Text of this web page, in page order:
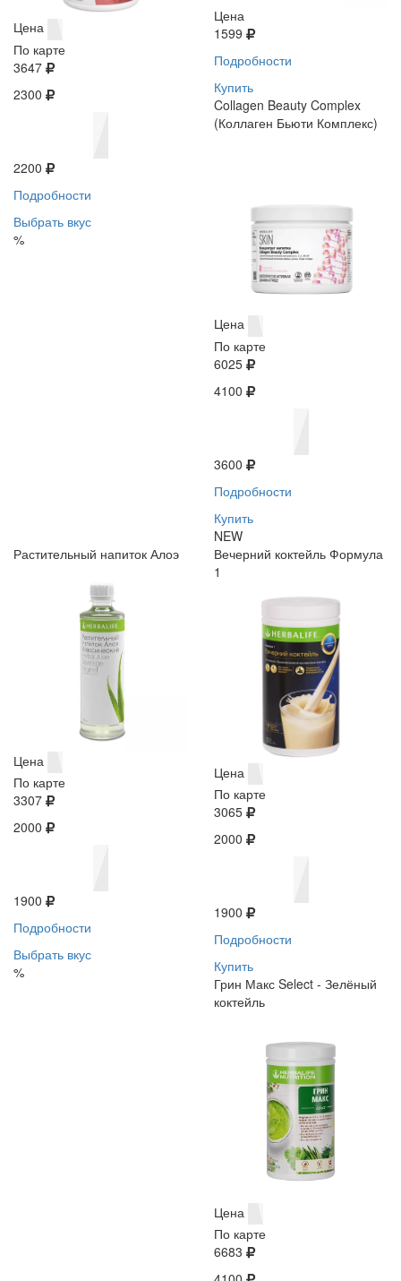
Цена
По карте
3647
2300
2200
Подробности
Выбрать вкус
%
Цена
1599
Подробности
Купить
Collagen Beauty Complex
(Коллаген Бьюти Комплекс)
Цена
По карте
6025
4100
3600
Подробности
Купить
NEW
Растительный напиток Алоэ
Цена
По карте
3307
2000
1900
Подробности
Выбрать вкус
%
Вечерний коктейль Формула
1
Цена
По карте
3065
2000
1900
Подробности
Купить
Грин Макс Select - Зелёный
коктейль
Цена
По карте
6683